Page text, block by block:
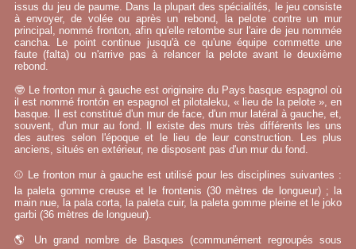
issus du jeu de paume. Dans la plupart des spécialités, le jeu consiste
à envoyer, de volée ou après un rebond, la pelote contre un mur
principal, nommé fronton, afin qu'elle retombe sur l'aire de jeu nommée
cancha. Le point continue jusqu'à ce qu'une équipe commette une
faute (falta) ou n'arrive pas à relancer la pelote avant le deuxième
rebond.
🤓 Le fronton mur à gauche est originaire du Pays basque espagnol où
il est nommé frontón en espagnol et pilotaleku, « lieu de la pelote », en
basque. Il est constitué d'un mur de face, d'un mur latéral à gauche, et,
souvent, d'un mur au fond. Il existe des murs très différents les uns
des autres selon l'époque et le lieu de leur construction. Les plus
anciens, situés en extérieur, ne disposent pas d'un mur du fond.
⚾ Le fronton mur à gauche est utilisé pour les disciplines suivantes :
la paleta gomme creuse et le frontenis (30 mètres de longueur) ; la
main nue, la pala corta, la paleta cuir, la paleta gomme pleine et le joko
garbi (36 mètres de longueur).
🌎 Un grand nombre de Basques (communément regroupés sous